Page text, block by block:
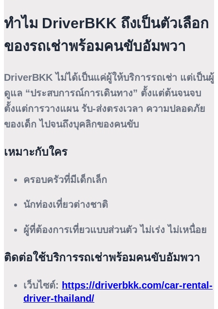
ทำไม DriverBKK ถึงเป็นตัวเลือก
ของรถเช่าพร้อมคนขับอัมพวา
DriverBKK ไม่ได้เป็นแค่ผู้ให้บริการรถเช่า แต่เป็นผู้
ดูแล “ประสบการณ์การเดินทาง” ตั้งแต่ต้นจนจบ
ตั้งแต่การวางแผน รับ-ส่งตรงเวลา ความปลอดภัย
ของเด็ก ไปจนถึงบุคลิกของคนขับ
เหมาะกับใคร
ครอบครัวที่มีเด็กเล็ก
นักท่องเที่ยวต่างชาติ
ผู้ที่ต้องการเที่ยวแบบส่วนตัว ไม่เร่ง ไม่เหนื่อย
ติดต่อใช้บริการรถเช่าพร้อมคนขับอัมพวา
เว็บไซต์: https://driverbkk.com/car-rental-
driver-thailand/